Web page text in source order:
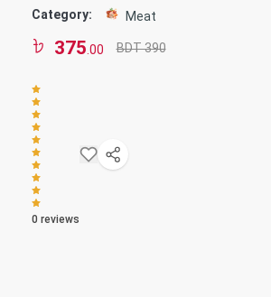
Category: Meat
375 .00 BDT 390
0 reviews